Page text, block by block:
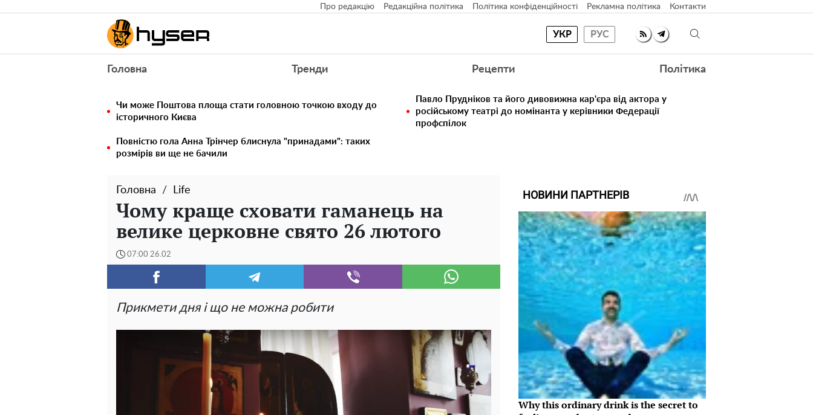
Про редакцію Редакційна політика Політика конфіденційності Рекламна політика Контакти
УКР РУС
Головна Тренди Рецепти Політика
Чи може Поштова площа стати головною точкою входу до
історичного Києва
Павло Прудніков та його дивовижна кар'єра від актора у
російському театрі до номінанта у керівники Федерації
профспілок
Повністю гола Анна Трінчер блиснула "принадами": таких
розмірів ви ще не бачили
Головна Life
Чому краще сховати гаманець на
велике церковне свято 26 лютого
07:00 26.02
Прикмети дня і що не можна робити
НОВИНИ ПАРТНЕРІВ
Why this ordinary drink is the secret to